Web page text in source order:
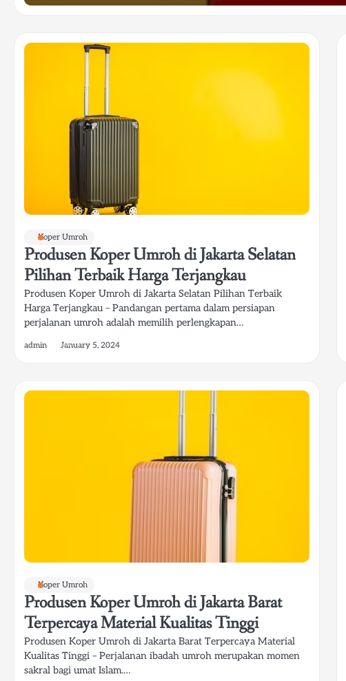
Koper Umroh
Produsen Koper Umroh di Jakarta Selatan
Pilihan Terbaik Harga Terjangkau
Produsen Koper Umroh di Jakarta Selatan Pilihan Terbaik
Harga Terjangkau – Pandangan pertama dalam persiapan
perjalanan umroh adalah memilih perlengkapan…
admin January 5, 2024
Koper Umroh
Produsen Koper Umroh di Jakarta Barat
Terpercaya Material Kualitas Tinggi
Produsen Koper Umroh di Jakarta Barat Terpercaya Material
Kualitas Tinggi – Perjalanan ibadah umroh merupakan momen
sakral bagi umat Islam.…